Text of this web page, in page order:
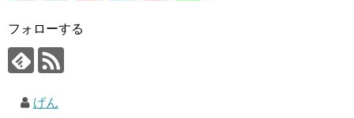
フォローする
げん